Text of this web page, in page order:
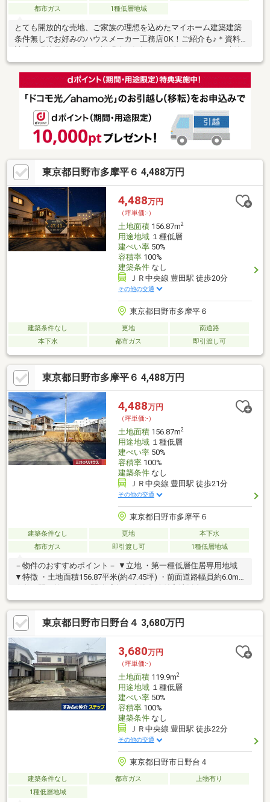
都市ガス
1種低層地域
とても開放的な売地、ご家族の理想を込めたマイホーム建築建築
条件無しでお好みのハウスメーカー工務店OK！ご紹介も♪＊資料
条件無し！こちらのメリット～◆お好みの工務店様やハウスメー
カー様をご選択いただけます◆更地渡しですので解体費用など掛
かりません◆ミライズホームのお客様限定でデザインハウスメー
カー紹介可♪＼何部屋必要？+駐車場+お庭付きのデザイナーズ新
など細部までこだわった理想住宅を一緒に♪◆お客様の夢のマイ
ホームに関してご要望をお聞かせください♪
東京都日野市多摩平６ 4,488万円
4,488万円
（坪単価:-）
土地面積156.87m2
用途地域１種低層
建ぺい率50%
容積率100%
建築条件なし
ＪＲ中央線 豊田駅 徒歩20分
その他の交通
東京都日野市多摩平６
建築条件なし 更地
南道路
本下水
都市ガス 即引渡し可
東京都日野市多摩平６ 4,488万円
4,488万円
（坪単価:-）
土地面積156.87m2
用途地域１種低層
建ぺい率50%
容積率100%
建築条件なし
ＪＲ中央線 豊田駅 徒歩21分
その他の交通
東京都日野市多摩平６
建築条件なし 更地
本下水
都市ガス
即引渡し可 1種低層地域
－物件のおすすめポイント－ ▼立地 ・第一種低層住居専用地域
▼特徴 ・土地面積156.87平米(約47.45坪) ・前面道路幅員約6.0m
め、お好きな工務店やハウスメーカーで建築可能 ・都市ガス対応
エリア ・即お引渡し可能(残金精算後) ▼周辺環境 ・日野市立日野
第五小学校 徒歩4分(約320m) ・多摩平第3公園 徒歩1分(約30m) ・
ローソン日野多摩平5丁目店 徒歩3分(約230m) ※建築基準22条指定
■ ご希望の住まい探しをお手伝いします ━━━━━・・・ 物件の
詳細・ご相談はお気軽にお問い合わせください。
東京都日野市日野台４ 3,680万円
3,680万円
（坪単価:-）
土地面積119.9m2
用途地域１種低層
建ぺい率50%
容積率100%
建築条件なし
ＪＲ中央線 豊田駅 徒歩22分
その他の交通
東京都日野市日野台４
建築条件なし 都市ガス
上物有り
1種低層地域